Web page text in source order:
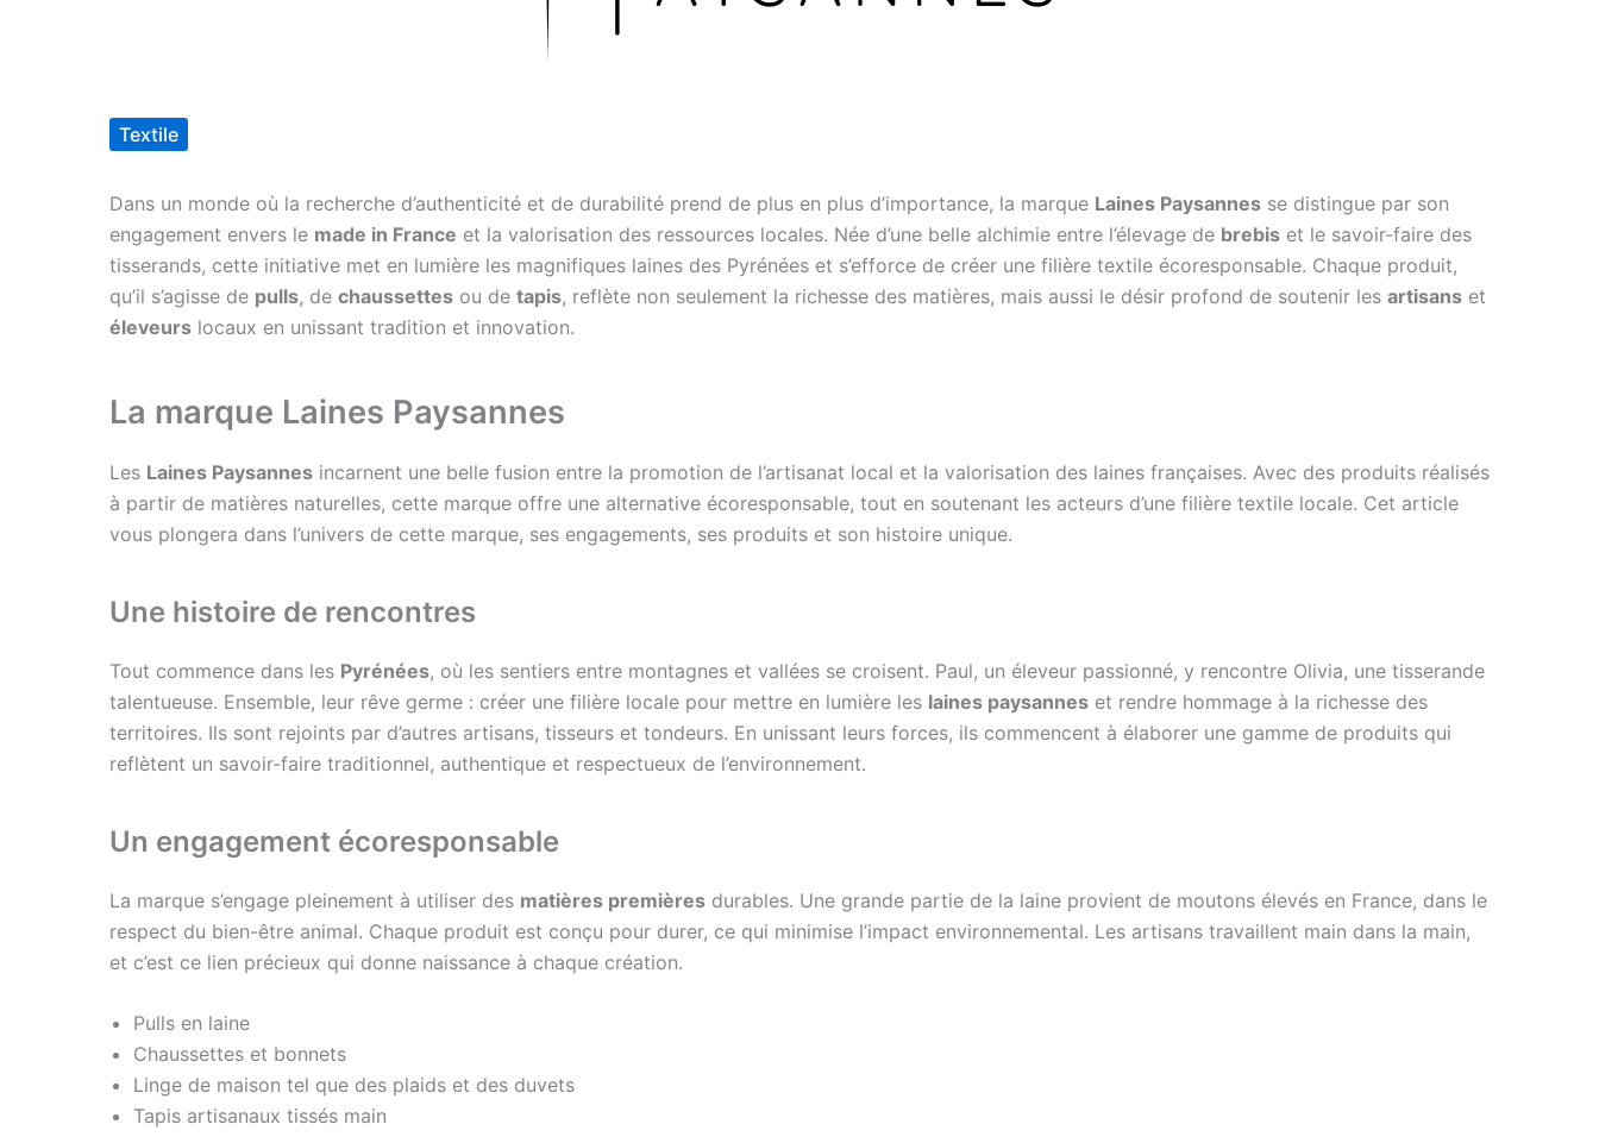
Textile
Dans un monde où la recherche d’authenticité et de durabilité prend de plus en plus d’importance, la marque Laines Paysannes se distingue par son
engagement envers le made in France et la valorisation des ressources locales. Née d’une belle alchimie entre l’élevage de brebis et le savoir-faire des
tisserands, cette initiative met en lumière les magnifiques laines des Pyrénées et s’efforce de créer une filière textile écoresponsable. Chaque produit,
qu’il s’agisse de pulls, de chaussettes ou de tapis, reflète non seulement la richesse des matières, mais aussi le désir profond de soutenir les artisans et
éleveurs locaux en unissant tradition et innovation.
La marque Laines Paysannes
Les Laines Paysannes incarnent une belle fusion entre la promotion de l’artisanat local et la valorisation des laines françaises. Avec des produits réalisés
à partir de matières naturelles, cette marque offre une alternative écoresponsable, tout en soutenant les acteurs d’une filière textile locale. Cet article
vous plongera dans l’univers de cette marque, ses engagements, ses produits et son histoire unique.
Une histoire de rencontres
Tout commence dans les Pyrénées, où les sentiers entre montagnes et vallées se croisent. Paul, un éleveur passionné, y rencontre Olivia, une tisserande
talentueuse. Ensemble, leur rêve germe : créer une filière locale pour mettre en lumière les laines paysannes et rendre hommage à la richesse des
territoires. Ils sont rejoints par d’autres artisans, tisseurs et tondeurs. En unissant leurs forces, ils commencent à élaborer une gamme de produits qui
reflètent un savoir-faire traditionnel, authentique et respectueux de l’environnement.
Un engagement écoresponsable
La marque s’engage pleinement à utiliser des matières premières durables. Une grande partie de la laine provient de moutons élevés en France, dans le
respect du bien-être animal. Chaque produit est conçu pour durer, ce qui minimise l’impact environnemental. Les artisans travaillent main dans la main,
et c’est ce lien précieux qui donne naissance à chaque création.
Pulls en laine
Chaussettes et bonnets
Linge de maison tel que des plaids et des duvets
Tapis artisanaux tissés main